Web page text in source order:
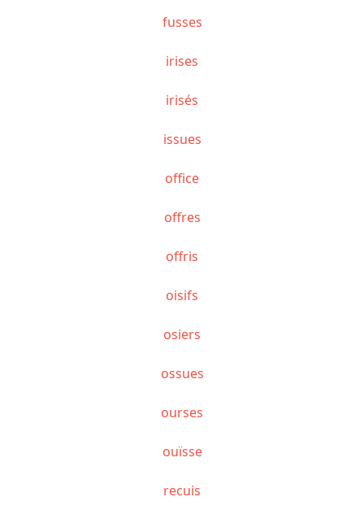
fusses
irises
irisés
issues
office
offres
offris
oisifs
osiers
ossues
ourses
ouïsse
recuis